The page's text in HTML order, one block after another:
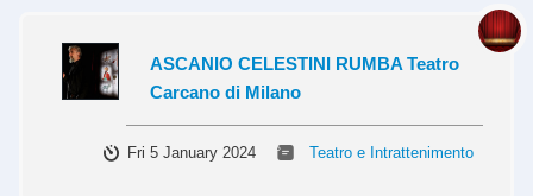
ASCANIO CELESTINI RUMBA Teatro
Carcano di Milano
Fri 5 January 2024 Teatro e Intrattenimento